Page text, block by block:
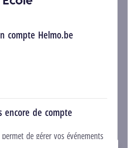
compte Helmo.be
encore de compte
de gérer vos événements